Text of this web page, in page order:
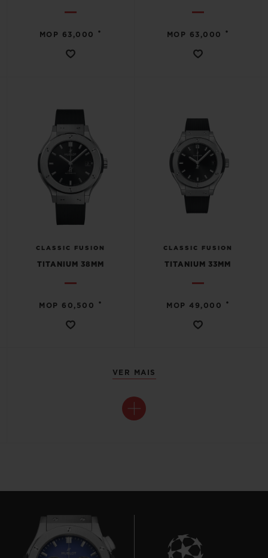
MOP 63,000 • MOP 63,000 •
CLASSIC FUSION
TITANIUM 38MM
MOP 60,500 •
CLASSIC FUSION
TITANIUM 33MM
MOP 49,000 •
VER MAIS